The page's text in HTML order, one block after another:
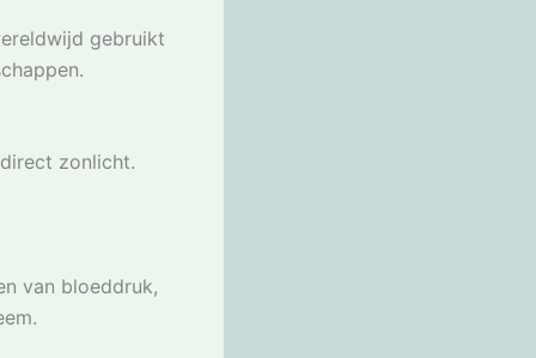
gebruikt
zonlicht.
van bloeddruk,